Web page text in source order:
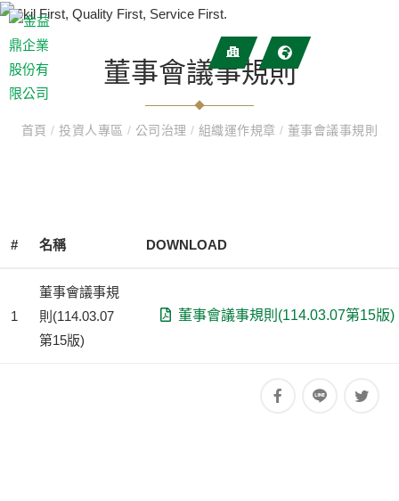
董事會議事規則
首頁/ 投資人專區 / 公司治理/ 組織運作規章/ 董事會議事規則
# 名稱 DOWNLOAD
1
董事會議事規
則(114.03.07
第15版)
董事會議事規則(114.03.07第15版)